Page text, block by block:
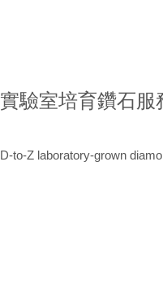
實驗室培育鑽石服
to-Z laboratory-grown